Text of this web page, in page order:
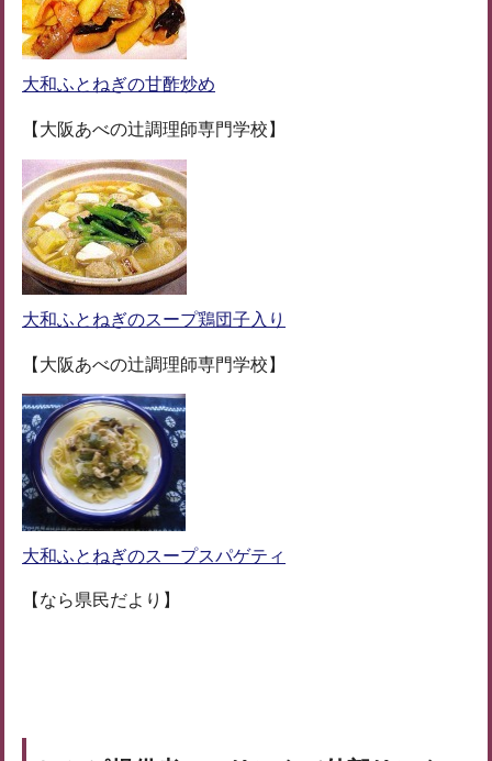
大和ふとねぎの甘酢炒め
【大阪あべの辻調理師専門学校】
大和ふとねぎのスープ鶏団子入り
【大阪あべの辻調理師専門学校】
大和ふとねぎのスープスパゲティ
【なら県民だより】